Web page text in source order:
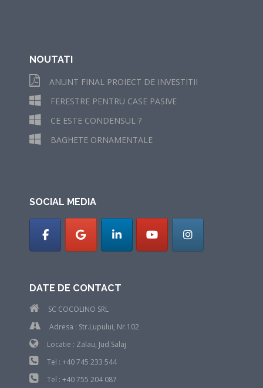
NOUTATI
ANUNT FINAL PROIECT DE INVESTITII
FERESTRE PENTRU CASE PASIVE
CE ESTE CONDENSUL ?
BAGHETE ORNAMENTALE
SOCIAL MEDIA
DATE DE CONTACT
SC COCOLINO SRL
Adresa : Str.Lupului, Nr.102
Locatie : Zalau, Jud.Salaj
Tel : +40 745 233 544
Tel : +40 755 204 087